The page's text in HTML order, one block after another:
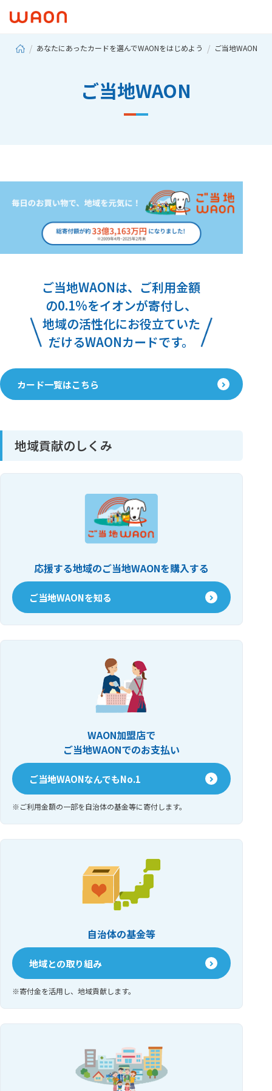
あなたにあったカードを選んでWAONをはじめよう ご当地WAON
ご当地WAON
ご当地WAONは、ご利用金額
の0.1%をイオンが寄付し、
地域の活性化にお役立ていた
だけるWAONカードです。
カード一覧はこちら
地域貢献のしくみ
応援する地域のご当地WAONを購入する
ご当地WAONを知る
WAON加盟店で
ご当地WAONでのお支払い
ご当地WAONなんでもNo.1
ご利用金額の一部を自治体の基金等に寄付します。
自治体の基金等
地域との取り組み
寄付金を活用し、地域貢献します。